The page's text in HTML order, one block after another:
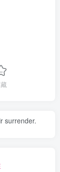
surrender.